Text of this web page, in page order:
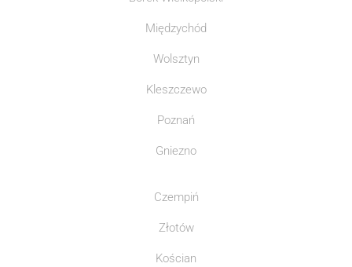
Międzychód
Wolsztyn
Kleszczewo
Poznań
Gniezno
Czempiń
Złotów
Kościan